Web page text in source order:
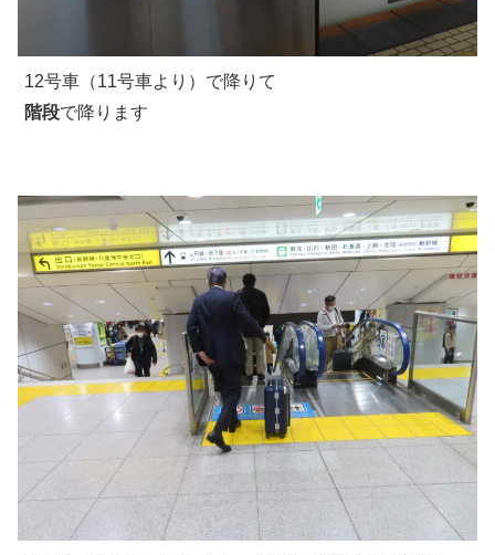
12号車（11号車より）で降りて
階段で降ります